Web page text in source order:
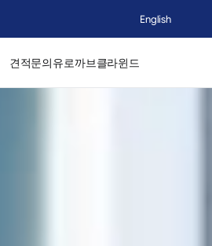
English
견적문의유로까브클라윈드